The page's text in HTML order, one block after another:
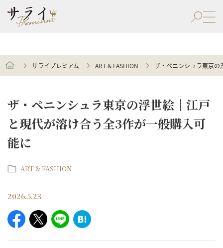
サライプレミアム ART & FASHION ザ・ペニンシュラ東京の
ザ・ペニンシュラ東京の浮世絵｜江戸
と現代が溶け合う全3作が一般購入可
能に
ART & FASHION
2026.5.23